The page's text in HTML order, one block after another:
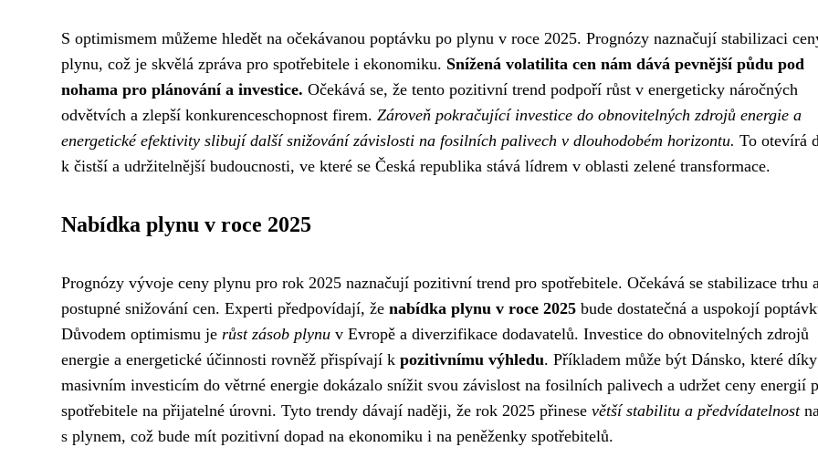
S optimismem můžeme hledět na očekávanou poptávku po plynu v roce 2025. Prognózy naznačují stabilizaci
plynu, což je skvělá zpráva pro spotřebitele i ekonomiku. Snížená volatilita cen nám dává pevnější půdu pod
nohama pro plánování a investice. Očekává se, že tento pozitivní trend podpoří růst v energeticky náročných
odvětvích a zlepší konkurenceschopnost firem. Zároveň pokračující investice do obnovitelných zdrojů energie a
energetické efektivity slibují další snižování závislosti na fosilních palivech v dlouhodobém horizontu. To otevírá
k čistší a udržitelnější budoucnosti, ve které se Česká republika stává lídrem v oblasti zelené transformace.
Nabídka plynu v roce 2025
Prognózy vývoje ceny plynu pro rok 2025 naznačují pozitivní trend pro spotřebitele. Očekává se stabilizace trhu
postupné snižování cen. Experti předpovídají, že nabídka plynu v roce 2025 bude dostatečná a uspokojí
Důvodem optimismu je růst zásob plynu v Evropě a diverzifikace dodavatelů. Investice do obnovitelných zdrojů
energie a energetické účinnosti rovněž přispívají k pozitivnímu výhledu. Příkladem může být Dánsko, které díky
masivním investicím do větrné energie dokázalo snížit svou závislost na fosilních palivech a udržet ceny energií
spotřebitele na přijatelné úrovni. Tyto trendy dávají naději, že rok 2025 přinese větší stabilitu a předvídatelnost
s plynem, což bude mít pozitivní dopad na ekonomiku i na peněženky spotřebitelů.